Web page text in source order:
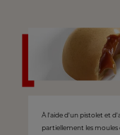
À l'aide d'un pistolet et
partiellement les moules